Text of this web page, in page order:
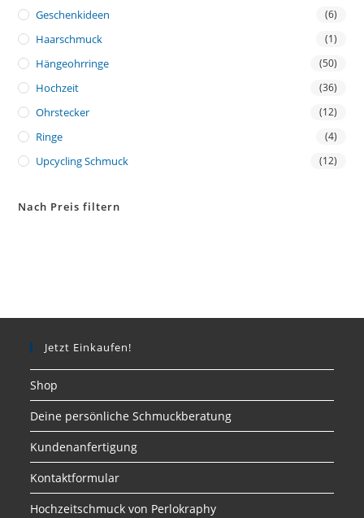
Geschenkideen (6)
Haarschmuck (1)
Hängeohrringe (50)
Hochzeit (36)
Ohrstecker (12)
Ringe (4)
Upcycling Schmuck (12)
Nach Preis filtern
Jetzt Einkaufen!
Shop
Deine persönliche Schmuckberatung
Kundenanfertigung
Kontaktformular
Hochzeitschmuck von Perlokraphy